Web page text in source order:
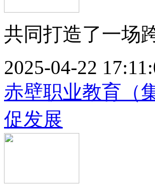
共同打造了一场
2025-04-22
赤壁职业教育（
促发展